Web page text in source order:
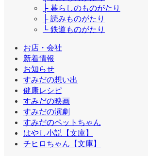
├ 暮らしのものがたり
├ 読みものがたり
└ 鉄道ものがたり
お店・会社
新着情報
お知らせ
すみだの想い出
健康レシピ
すみだの映画
すみだの演劇
すみだのペットちゃん
はやし小説【文庫】
チヒロちゃん【文庫】